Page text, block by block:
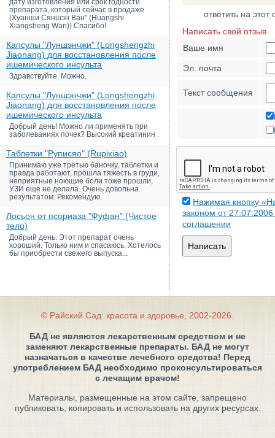
дату изготовления или срок годности
препарата, который сейчас в продаже
(Хуанши Сяншэн Ван" (Huangshi
Xiangsheng Wan)) Спасибо!
Капсулы "Луншэнчжи" (Longshengzhi
Jiaonang) для восстановления после
ишемического инсульта
Здравствуйте. Можно.
Капсулы "Луншэнчжи" (Longshengzhi
Jiaonang) для восстановления после
ишемического инсульта
Добрый день! Можно ли применять при
заболеваниях почек? Высокий креатинин .
Таблетки "Руписяо" (Rupixiao)
Принимаю уже третью баночку, таблетки и
правда работают, прошла тяжесть в груди,
неприятные ноющие боли тоже прошли,
УЗИ ещё не делала. Очень довольна
результатом. Рекомендую.
Лосьон от псориаза "Фуфан" (Чистое
тело)
Добрый день. Этот препарат очень
хороший. Только ним и спасаюсь. Хотелось
бы приобрести свежего выпуска...
ответить на этот
Написать свой отзыв
Ваше имя
Эл. почта
Текст сообщения
Нажимая кнопку
законом от
соглашении
Написать
© Райский Сад: красота и здоровье, 2002-2026.
БАД не являются лекарственным средством и не
заменяют лекарственные препараты. БАД не могут
назначаться в качестве лечебного средства! Перед
употреблением БАД необходимо проконсультироваться
с лечащим врачом!
Материалы, размещенные на этом сайте, запрещено
публиковать, копировать и использовать на других ресурсах.